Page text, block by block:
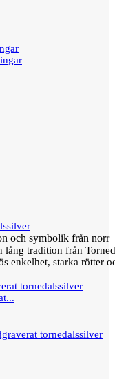
och symbolik från norr
lång tradition från
enkelhet, starka rötter